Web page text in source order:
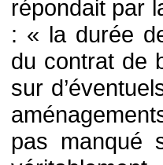
répondait par
: « la durée
du contrat de
sur
pas manqué